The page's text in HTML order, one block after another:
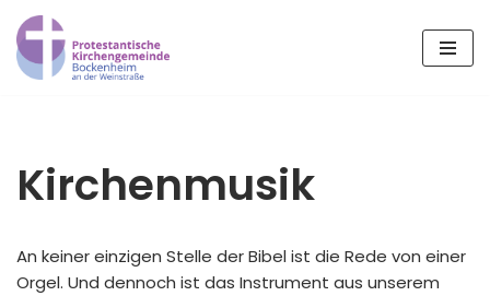
Zum
Inhalt
Kirchenmusik
An keiner einzigen Stelle der Bibel ist die Rede von einer
Orgel. Und dennoch ist das Instrument aus unserem